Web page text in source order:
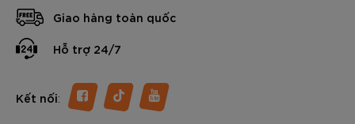
Giao hàng toàn quốc
Hỗ trợ 24/7
Kết nối: